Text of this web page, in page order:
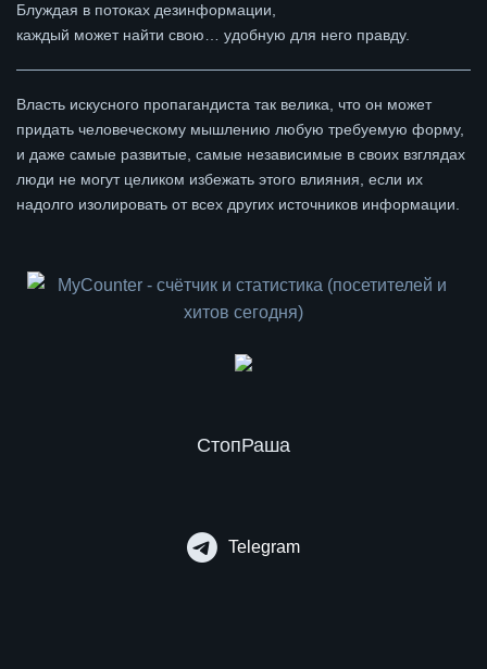
Блуждая в потоках дезинформации,
каждый может найти свою… удобную для него правду.
Власть искусного пропагандиста так велика, что он может
придать человеческому мышлению любую требуемую форму,
и даже самые развитые, самые независимые в своих взглядах
люди не могут целиком избежать этого влияния, если их
надолго изолировать от всех других источников информации.
СтопРаша
Telegram